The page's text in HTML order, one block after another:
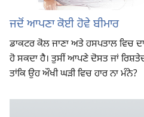
ਜਦੋਂ ਆਪਣਾ ਕੋਈ ਹੋਵੇ ਬੀਮਾਰ
ਡਾਕਟਰ ਕੋਲ ਜਾਣਾ ਅਤੇ ਹਸਪਤਾਲ ਵਿਚ
ਹੋ ਸਕਦਾ ਹੈ। ਤੁਸੀਂ ਆਪਣੇ ਦੋਸਤ ਜਾਂ
ਤਾਂਕਿ ਉਹ ਔਖੀ ਘੜੀ ਵਿਚ ਹਾਰ ਨਾ ਮੰਨੇ?